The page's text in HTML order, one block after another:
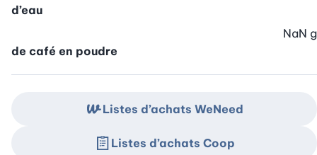
d’eau
de café en poudre
NaN g
Listes d’achats WeNeed
Listes d’achats Coop